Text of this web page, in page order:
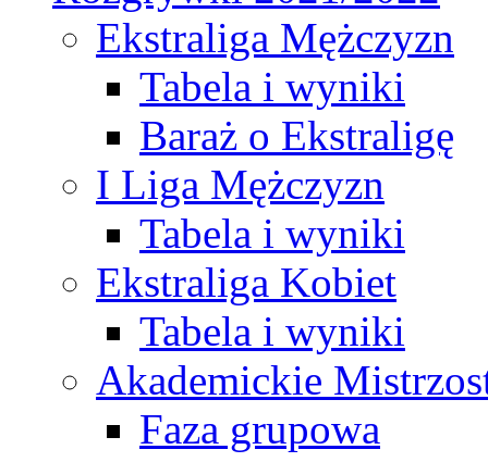
Ekstraliga Mężczyzn
Tabela i wyniki
Baraż o Ekstraligę
I Liga Mężczyzn
Tabela i wyniki
Ekstraliga Kobiet
Tabela i wyniki
Akademickie
Faza grupowa